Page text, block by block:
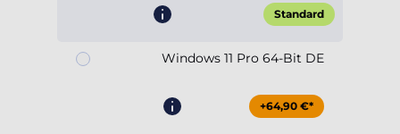
Standard
Windows 11 Pro 64-Bit DE
+64,90 €*